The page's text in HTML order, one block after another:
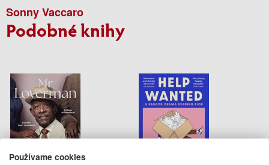
Sonny Vaccaro
Podobné knihy
Používame cookies